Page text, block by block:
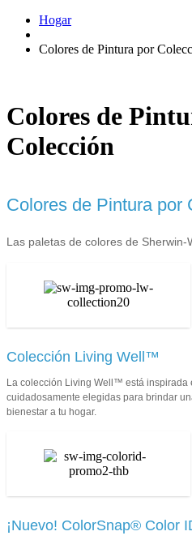
Hogar
Colores de Pintura por
Colores de
Colección
Colores de Pintura por
Las paletas de colores de
Colección Living Well™
La colección Living Well™ está inspirada
cuidadosamente elegidas para brindar
bienestar a tu hogar.
¡Nuevo! ColorSnap® Color